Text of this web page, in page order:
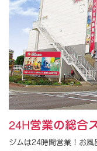
24H営業の総合
ジムは24時間営業！お風